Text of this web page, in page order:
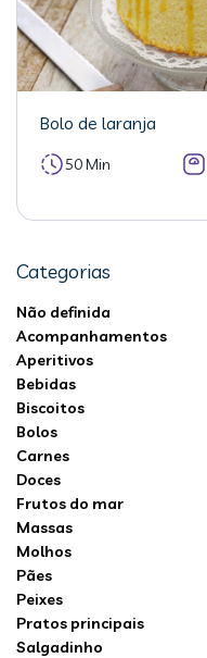
Bolo de laranja
50 Min
Categorias
Não definida
Acompanhamentos
Aperitivos
Bebidas
Biscoitos
Bolos
Carnes
Doces
Frutos do mar
Massas
Molhos
Pães
Peixes
Pratos principais
Salgadinho